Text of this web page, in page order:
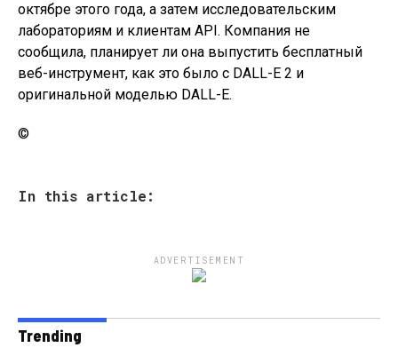
октябре этого года, а затем исследовательским
лабораториям и клиентам API. Компания не
сообщила, планирует ли она выпустить бесплатный
веб-инструмент, как это было с DALL-E 2 и
оригинальной моделью DALL-E.
©
In this article:
ADVERTISEMENT
Trending